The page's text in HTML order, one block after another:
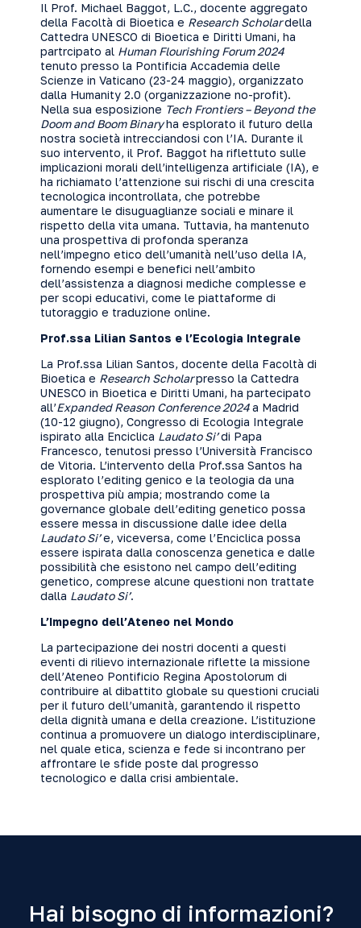
Il Prof. Michael Baggot, L.C., docente aggregato
della Facoltà di Bioetica e Research Scholardella
Cattedra UNESCO di Bioetica e Diritti Umani, ha
partrcipato al Human Flourishing Forum 2024
tenuto presso la Pontificia Accademia delle
Scienze in Vaticano (23-24 maggio), organizzato
dalla Humanity 2.0 (organizzazione no-profit).
Nella sua esposizione Tech Frontiers – Beyond the
Doom and Boom Binaryha esplorato il futuro della
nostra società intrecciandosi con l’IA. Durante il
suo intervento, il Prof. Baggot ha riflettuto sulle
implicazioni morali dell’intelligenza artificiale (IA), e
ha richiamato l’attenzione sui rischi di una crescita
tecnologica incontrollata, che potrebbe
aumentare le disuguaglianze sociali e minare il
rispetto della vita umana. Tuttavia, ha mantenuto
una prospettiva di profonda speranza
nell’impegno etico dell’umanità nell’uso della IA,
fornendo esempi e benefici nell’ambito
dell’assistenza a diagnosi mediche complesse e
per scopi educativi, come le piattaforme di
tutoraggio e traduzione online.
Prof.ssa Lilian Santos e l’Ecologia Integrale
La Prof.ssa Lilian Santos, docente della Facoltà di
Bioetica e Research Scholarpresso la Cattedra
UNESCO in Bioetica e Diritti Umani, ha partecipato
all’Expanded Reason Conference 2024a Madrid
(10-12 giugno), Congresso di Ecologia Integrale
ispirato alla Enciclica Laudato Si’di Papa
Francesco, tenutosi presso l’Università Francisco
de Vitoria. L’intervento della Prof.ssa Santos ha
esplorato l’editing genico e la teologia da una
prospettiva più ampia; mostrando come la
governance globale dell’editing genetico possa
essere messa in discussione dalle idee della
Laudato Si’e, viceversa, come l’Enciclica possa
essere ispirata dalla conoscenza genetica e dalle
possibilità che esistono nel campo dell’editing
genetico, comprese alcune questioni non trattate
dalla Laudato Si’.
L’Impegno dell’Ateneo nel Mondo
La partecipazione dei nostri docenti a questi
eventi di rilievo internazionale riflette la missione
dell’Ateneo Pontificio Regina Apostolorum di
contribuire al dibattito globale su questioni cruciali
per il futuro dell’umanità, garantendo il rispetto
della dignità umana e della creazione. L’istituzione
continua a promuovere un dialogo interdisciplinare,
nel quale etica, scienza e fede si incontrano per
affrontare le sfide poste dal progresso
tecnologico e dalla crisi ambientale.
Hai bisogno di informazioni?